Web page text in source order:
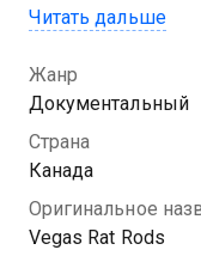
конфетку, что сам
дизельпанка, и за
история.
Посмотреть
Вегаса вы
хорошем HD
Читать дальше
Жанр
Документальный
Страна
Канада
Оригинальное
Vegas Rat Rods